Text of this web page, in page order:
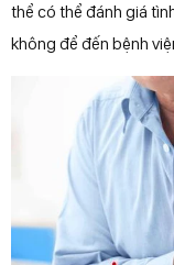
thể có thể đánh giá
không để đến bệnh